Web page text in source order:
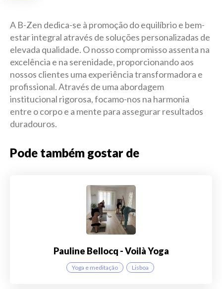
A B-Zen dedica-se à promoção do equilíbrio e bem-
estar integral através de soluções personalizadas de
elevada qualidade. O nosso compromisso assenta na
excelência e na serenidade, proporcionando aos
nossos clientes uma experiência transformadora e
profissional. Através de uma abordagem
institucional rigorosa, focamo-nos na harmonia
entre o corpo e a mente para assegurar resultados
duradouros.
Pode também gostar de
Pauline Bellocq - Voilà Yoga
Yoga e meditação Lisboa